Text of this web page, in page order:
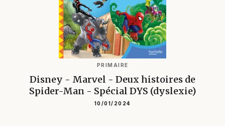
PRIMAIRE
Disney - Marvel - Deux histoires de
Spider-Man - Spécial DYS (dyslexie)
10/01/2024